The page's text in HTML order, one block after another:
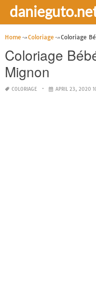
Home Coloriage Coloriage
Coloriage
Mignon
COLORIAGE APRIL 23, 2020